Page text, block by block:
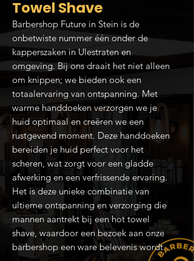
Towel Shave
Barbershop Future in Stein is de
onbetwiste nummer één onder de
kapperszaken in Ulestraten en
omgeving. Bij ons draait het niet alleen
om knippen; we bieden ook een
totaalervaring van ontspanning. Met
warme handdoeken verzorgen we je
huid optimaal en creëren we een
rustgevend moment. Deze handdoeken
bereiden je huid perfect voor het
scheren, wat zorgt voor een gladde
afwerking en een verfrissende ervaring.
Het is deze unieke combinatie van
ultieme ontspanning en verzorging die
mannen aantrekt bij een hot towel
shave, waardoor een bezoek aan onze
barbershop een ware belevenis wordt.